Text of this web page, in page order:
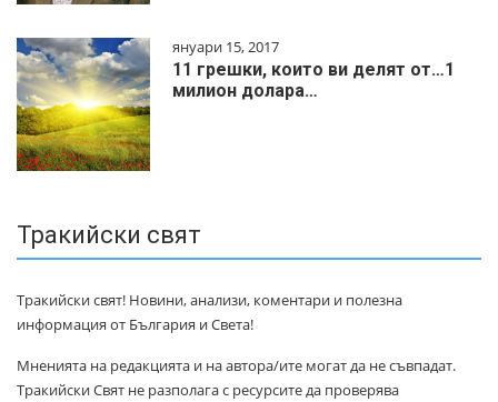
януари 15, 2017
11 грешки, които ви делят от…1
милиoн дoлapa…
Тракийски свят
Тракийски свят! Новини, анализи, коментари и полезна
информация от България и Света!
Мненията на редакцията и на автора/ите могат да не съвпадат.
Тракийски Свят не разполага с ресурсите да проверява